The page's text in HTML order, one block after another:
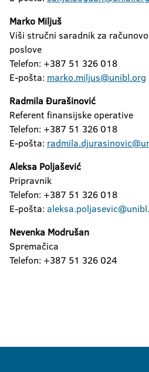
Marko Miljuš
Viši stručni saradnik za
poslove
Telefon: +387 51 326 018
E-pošta: marko.miljus@unibl.org
Radmila Đurašinović
Referent finansijske operative
Telefon: +387 51 326 018
E-pošta:
Aleksa Poljašević
Pripravnik
Telefon: +387 51 326 018
E-pošta:
Nevenka Modrušan
Spremačica
Telefon: +387 51 326 024